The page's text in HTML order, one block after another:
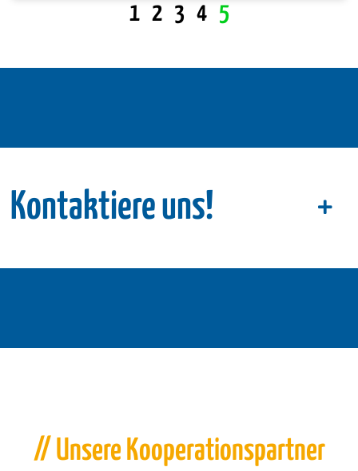
1 2 3 4 5
Kontaktiere uns!
// Unsere Kooperationspartner